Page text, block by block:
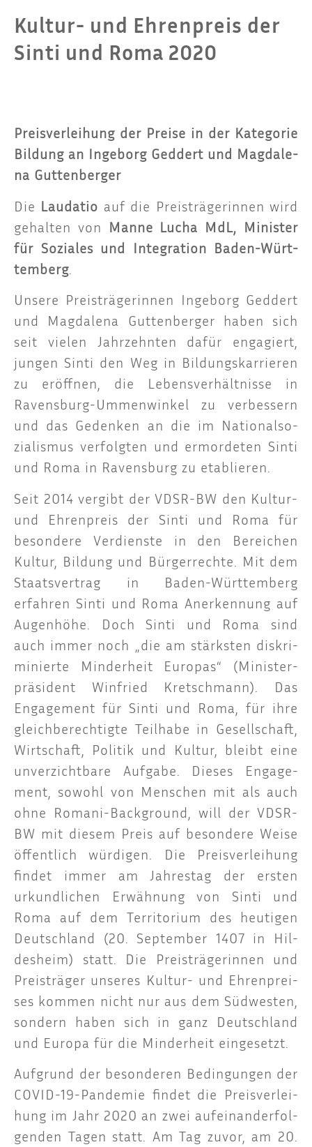
Kultur- und Ehrenpreis der
Sinti und Roma 2020
Preis­ver­lei­hung der Prei­se in der Kate­go­rie
Bil­dung an Inge­borg Geddert und Mag­da­le­
na Guttenberger
Die Lau­da­tio auf die Preis­trä­ge­rin­nen wird
gehal­ten von Man­ne Lucha MdL, Minis­ter
für Sozia­les und Inte­gra­ti­on Baden-Würt­
tem­berg
Unse­re Preis­trä­ge­rin­nen Inge­borg Geddert
und Mag­da­le­na Gut­ten­ber­ger haben sich
seit vie­len Jahr­zehn­ten dafür enga­giert,
jun­gen Sin­ti den Weg in Bil­dungs­kar­rie­ren
zu eröff­nen, die Lebens­ver­hält­nis­se in
Ravens­burg-Ummen­win­kel zu ver­bes­sern
und das Geden­ken an die im Natio­nal­so­
zia­lis­mus ver­folg­ten und ermor­de­ten Sin­ti
und Roma in Ravens­burg zu etablieren.
Seit 2014 ver­gibt der VDSR-BW den Kul­tur-
und Ehren­preis der Sin­ti und Roma für
beson­de­re Ver­diens­te in den Berei­chen
Kul­tur, Bil­dung und Bür­ger­rech­te. Mit dem
Staats­ver­trag in Baden-Würt­tem­berg
erfah­ren Sin­ti und Roma Aner­ken­nung auf
Augen­hö­he. Doch Sin­ti und Roma sind
auch immer noch „die am stärks­ten dis­kri­
mi­nier­te Min­der­heit Euro­pas“ (Minis­ter­
prä­si­dent Win­fried Kret­sch­mann). Das
Enga­ge­ment für Sin­ti und Roma, für ihre
gleich­be­rech­tig­te Teil­ha­be in Gesell­schaft,
Wirt­schaft, Poli­tik und Kul­tur, bleibt eine
unver­zicht­ba­re Auf­ga­be. Die­ses Enga­ge­
ment, sowohl von Men­schen mit als auch
ohne Roma­ni-Back­ground, will der VDSR-
BW mit die­sem Preis auf beson­de­re Wei­se
öffent­lich wür­di­gen. Die Preis­ver­lei­hung
fin­det immer am Jah­res­tag der ers­ten
urkund­li­chen Erwäh­nung von Sin­ti und
Roma auf dem Ter­ri­to­ri­um des heu­ti­gen
Deutsch­land (20. Sep­tem­ber 1407 in Hil­
des­heim) statt. Die Preis­trä­ge­rin­nen und
Preis­trä­ger unse­res Kul­tur- und Ehren­prei­
ses kom­men nicht nur aus dem Süd­wes­ten,
son­dern haben sich in ganz Deutsch­land
und Euro­pa für die Min­der­heit eingesetzt.
Auf­grund der beson­de­ren Bedin­gun­gen der
COVID-19-Pan­de­mie fin­det die Preis­ver­lei­
hung im Jahr 2020 an zwei auf­ein­an­der­fol­
gen­den Tagen statt. Am Tag zuvor, am 20.